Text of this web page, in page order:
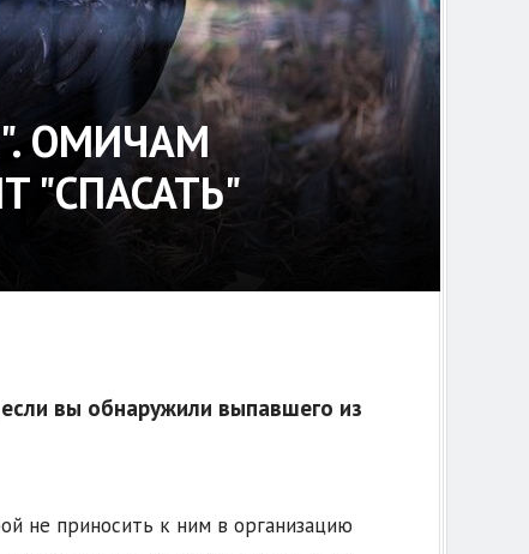
ОМИЧАМ
"СПАСАТЬ"
вы обнаружили выпавшего из
не приносить к ним в организацию